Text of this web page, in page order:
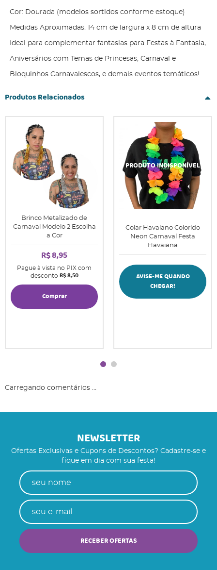
Cor: Dourada (modelos sortidos conforme estoque)
Medidas Aproximadas: 14 cm de largura x 8 cm de altura
Ideal para complementar fantasias para Festas à Fantasia,
Aniversários com Temas de Princesas, Carnaval e
Bloquinhos Carnavalescos, e demais eventos temáticos!
Produtos Relacionados
Brinco Metalizado de
Carnaval Modelo 2 Escolha
a Cor
R$ 8,95
Pague à vista no PIX com
desconto R$ 8,50
Comprar
Colar Havaiano Colorido
Neon Carnaval Festa
Havaiana
AVISE-ME QUANDO
CHEGAR!
Carregando comentários ...
NEWSLETTER
Ofertas Exclusivas e Cupons de Descontos? Cadastre-se e
fique em dia com sua festa!
RECEBER OFERTAS